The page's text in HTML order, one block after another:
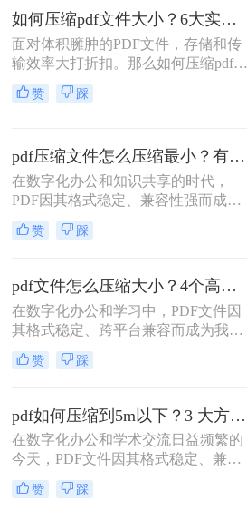
存储在有限的设备空间中，都会遇到
限制。因此，掌握如何压缩pdf文件大
小的技能显得至关重要。
如何压缩pdf文件大小？6大实用压缩方案深度解析！
面对体积臃肿的PDF文件，存储和传
输效率大打折扣。那么如何压缩pdf文
件大小呢？本文为您梳理6种主流压
缩方案，从原理到实操，助您轻松掌
赞 踩
pdf压缩文件怎么压缩最小？有效压缩方法终极指南！
在数字化办公和知识共享的时代，
PDF因其格式稳定、兼容性强而成为
文档传输的首选。然而，庞大的PDF
文件时常为我们带来困扰：邮箱附件
下载耗时、设备存储空间告急。pdf压
缩文件怎么压缩最小，成为许多人迫
切需要的技能。
赞 踩
pdf文件怎么压缩大小？4个高效传输与存储方法详解！
在数字化办公和学习中，PDF文件因
其格式稳定、跨平台兼容而成为我们
日常交流的首选格式。然而，过大的
PDF文件——无论是包含大量高分辨
书，还是设计精美的产品手册——都
会给邮件发送、云端存储和即时传输
带来诸多不便。幸运的是，通过一系
列高效的方法，我们可以显著减小
PDF文件的体积，而无需牺牲过多的
可读性。那么pdf文件怎么压缩大小
赞 踩
pdf如何压缩到5m以下？3 大方法手把手教，轻松过平台限制！
在数字化办公和学术交流日益频繁的
今天，PDF文件因其格式稳定、兼容
性强而成为我们传递信息的主要载
体。然而，一个棘手的问题常常困扰
赞 踩